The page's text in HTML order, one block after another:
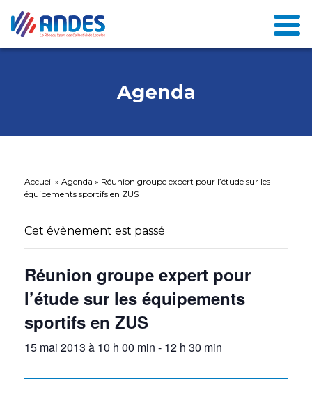
Agenda
Accueil » Agenda » Réunion groupe expert pour l’étude sur les
équipements sportifs en ZUS
Cet évènement est passé
Réunion groupe expert pour
l’étude sur les équipements
sportifs en ZUS
15 mai 2013 à 10 h 00 min - 12 h 30 min